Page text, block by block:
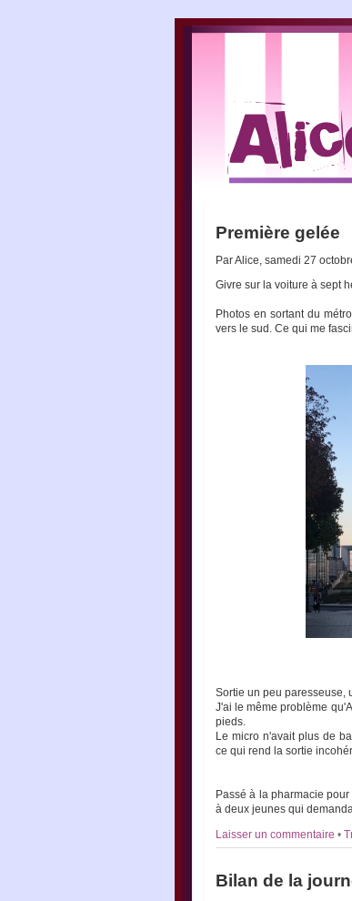
Première gelée
Par Alice, samedi 27
Givre sur la voiture à sept
Photos en sortant du
vers le sud. Ce qui me
Sortie un peu paresseuse,
J'ai le même problème
pieds.
Le micro n'avait plus de
ce qui rend la sortie
Passé à la pharmacie
à deux jeunes qui
Laisser un commentaire •
Bilan de la